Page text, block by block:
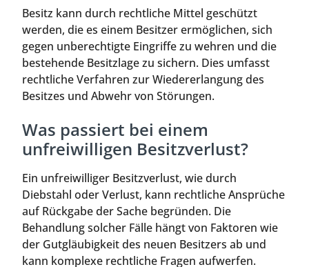
Besitz kann durch rechtliche Mittel geschützt
werden, die es einem Besitzer ermöglichen, sich
gegen unberechtigte Eingriffe zu wehren und die
bestehende Besitzlage zu sichern. Dies umfasst
rechtliche Verfahren zur Wiedererlangung des
Besitzes und Abwehr von Störungen.
Was passiert bei einem
unfreiwilligen Besitzverlust?
Ein unfreiwilliger Besitzverlust, wie durch
Diebstahl oder Verlust, kann rechtliche Ansprüche
auf Rückgabe der Sache begründen. Die
Behandlung solcher Fälle hängt von Faktoren wie
der Gutgläubigkeit des neuen Besitzers ab und
kann komplexe rechtliche Fragen aufwerfen.